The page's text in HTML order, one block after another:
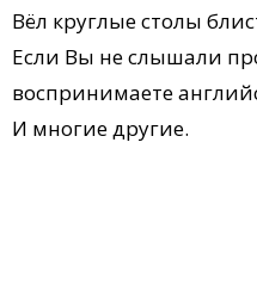
Вёл круглые столы
Если Вы не слышали
воспринимаете
И многие другие.